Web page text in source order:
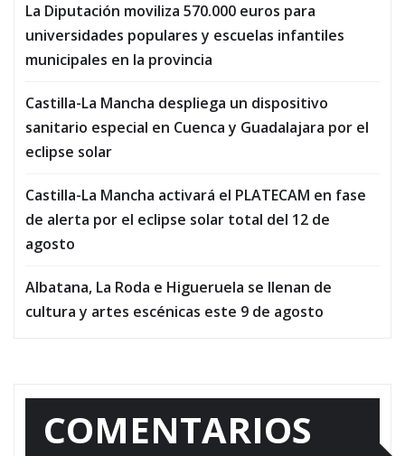
La Diputación moviliza 570.000 euros para
universidades populares y escuelas infantiles
municipales en la provincia
Castilla-La Mancha despliega un dispositivo
sanitario especial en Cuenca y Guadalajara por el
eclipse solar
Castilla-La Mancha activará el PLATECAM en fase
de alerta por el eclipse solar total del 12 de
agosto
Albatana, La Roda e Higueruela se llenan de
cultura y artes escénicas este 9 de agosto
COMENTARIOS